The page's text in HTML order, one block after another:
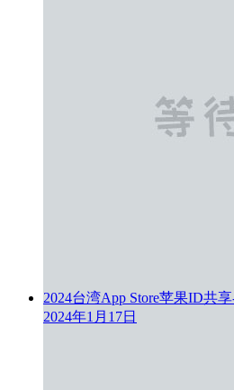
2024台湾App Store苹果ID共
2024年1月17日